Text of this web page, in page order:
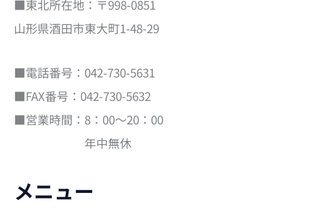
■東北所在地：〒998-0851
山形県酒田市東大町1-48-29
■電話番号：042-730-5631
■FAX番号：042-730-5632
■営業時間：8：00～20：00
年中無休
メニュー